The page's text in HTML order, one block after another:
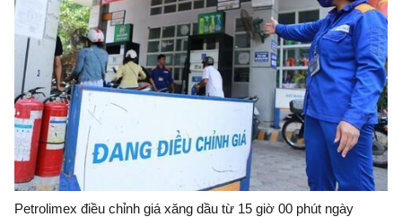
Petrolimex điều chỉnh giá xăng dầu từ 15 giờ 00 phút ngày